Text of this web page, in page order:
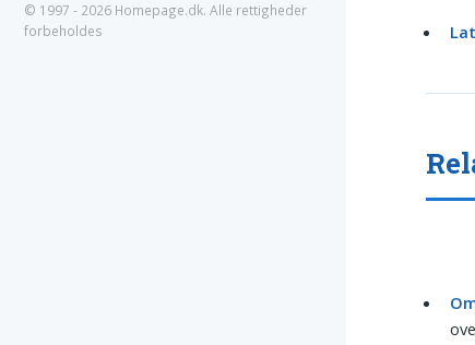
© 1997 - 2026 Homepage.dk. Alle rettigheder
forbeholdes